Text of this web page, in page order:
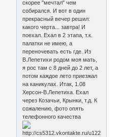
скорее "мечтал" чем
собирался. И вот в один
прекрасный вечер решил:
какого черта... завтра! И
поехал. Ехал в 2 этапа, т.к.
палатки не имею, а
переночевать есть где. Из
В.Лепетихи родом моя мать,
я рос там с 8 дней до 2 лет, а
потом каждое лето приезжал
на каникулах. Итак, 1.08
Херсон-В.Лепетиха. Ехал
через Козачьи, Крынки, т.д. К
сожалению, фото опять
телефонного качества